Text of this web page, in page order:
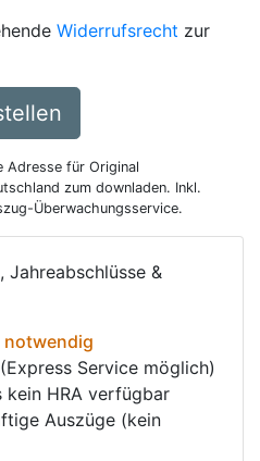
Widerrufsrecht zur
Adresse für Original
zum downladen. Inkl.
Überwachungsservice.
Jahreabschlüsse &
notwendig
Service möglich)
kein HRA verfügbar
Auszüge (kein